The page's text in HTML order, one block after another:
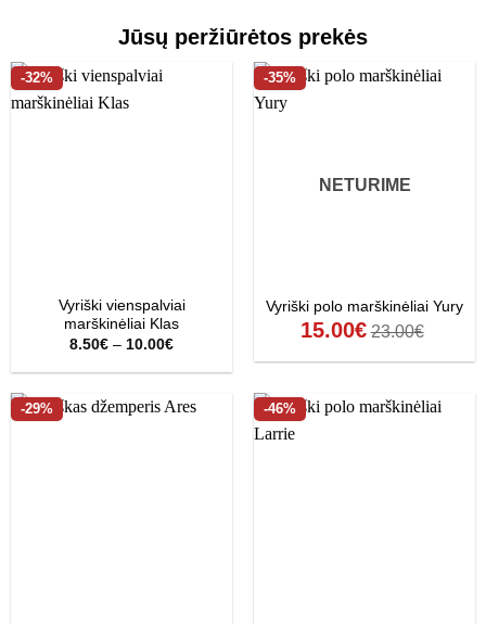
Jūsų peržiūrėtos prekės
-32%
Vyriški vienspalviai
marškinėliai Klas
8.50€ – 10.00€Price
8.50€
-35%
NETURIME
Vyriški polo marškinėliai Yury
15.00€ 23.00€
-29% -46%